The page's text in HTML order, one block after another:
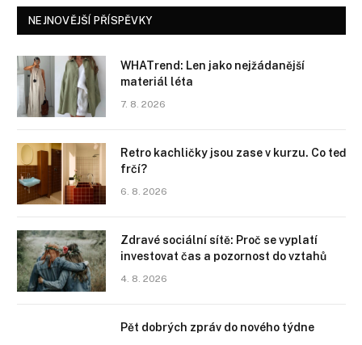
NEJNOVĚJŠÍ PŘÍSPĚVKY
WHATrend: Len jako nejžádanější
materiál léta
7. 8. 2026
Retro kachličky jsou zase v kurzu. Co teď
frčí?
6. 8. 2026
Zdravé sociální sítě: Proč se vyplatí
investovat čas a pozornost do vztahů
4. 8. 2026
Pět dobrých zpráv do nového týdne